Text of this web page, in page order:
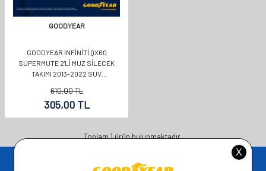
GOODYEAR
GOODYEAR INFINITI QX60
SUPERMUTE 2'LI MUZ SILECEK
TAKIMI 2013-2022 SUV
610,00TL
305,00TL
Toplam1ürün bulunmaktadır.